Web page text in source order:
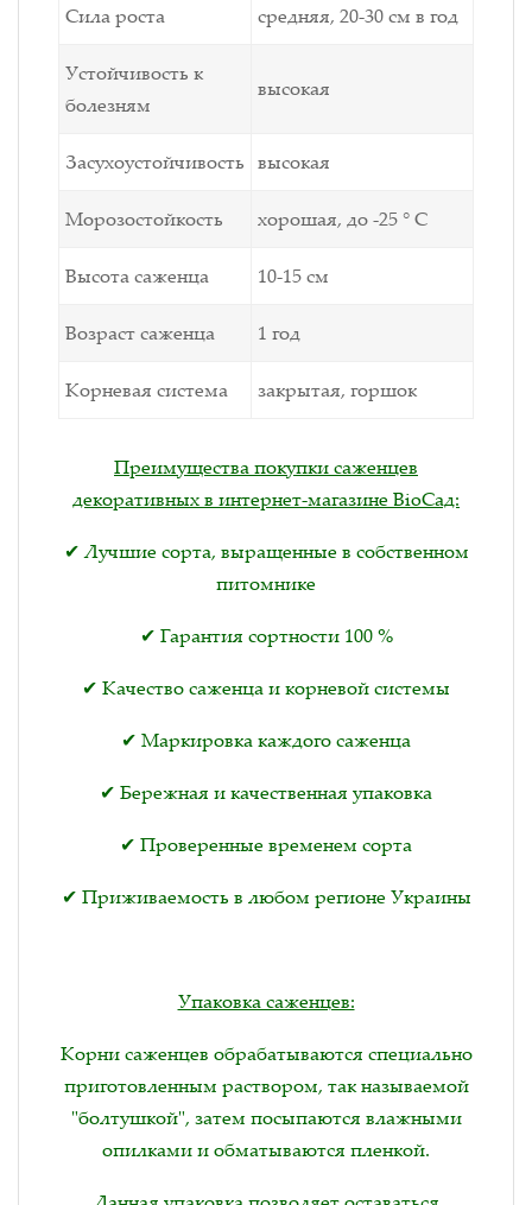
Сила роста средняя, 20-30 см в год
Устойчивость к
болезням
высокая
Засухоустойчивость высокая
Морозостойкость хорошая, до -25 ° С
Высота саженца 10-15 см
Возраст саженца 1 год
Корневая система закрытая, горшок
Преимущества покупки саженцев
декоративных в интернет-магазине BioСад:
✔ Лучшие сорта, выращенные в собственном
питомнике
✔ Гарантия сортности 100 %
✔ Качество саженца и корневой системы
✔ Маркировка каждого саженца
✔ Бережная и качественная упаковка
✔ Проверенные временем сорта
✔ Приживаемость в любом регионе Украины
Упаковка саженцев:
Корни саженцев обрабатываются специально
приготовленным раствором, так называемой
"болтушкой", затем посыпаются влажными
опилками и обматываются пленкой.